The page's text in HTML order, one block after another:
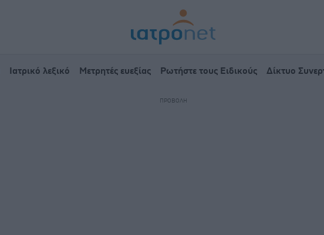
Ιατρικό λεξικό Μετρητές ευεξίας Ρωτήστε τους Ειδικούς Δίκτυο